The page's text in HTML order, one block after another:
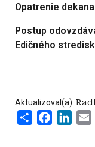
Opatrenie
Postup
Edičného
Aktualizoval(a):
Share Facebook